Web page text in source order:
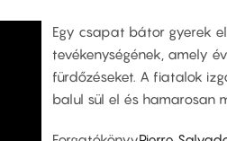
Egy csapat bátor gyerek
tevékenységének, amely
fürdőzéseket. A fiatalok
balul sül el és hamarosan